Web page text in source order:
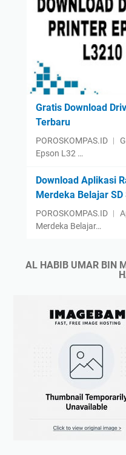
Gratis Download
Terbaru
POROSKOMPAS.ID ︱
Epson L32 …
Download Aplikasi
Merdeka Belajar
POROSKOMPAS.ID ︱
Merdeka Belajar…
AL HABIB UMAR BIN